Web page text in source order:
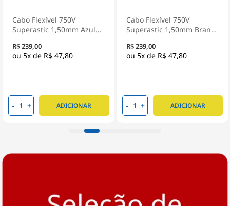
Cabo Flexível 750V
Superastic 1,50mm Azul
R$ 239,00
5x de R$ 47,80
- + ADICIONAR
Cabo Flexível 750V
Superastic 1,50mm Branco
R$ 239,00
5x de R$ 47,80
- + ADICIONAR